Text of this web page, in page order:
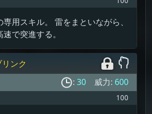
専用スキル。 雷をまといながら、
で突進する。
ンク
: 30 威力: 600
100